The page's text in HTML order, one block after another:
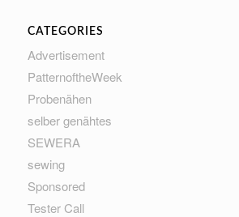
CATEGORIES
Advertisement
PatternoftheWeek
Probenähen
selber genähtes
SEWERA
sewing
Sponsored
Tester Call